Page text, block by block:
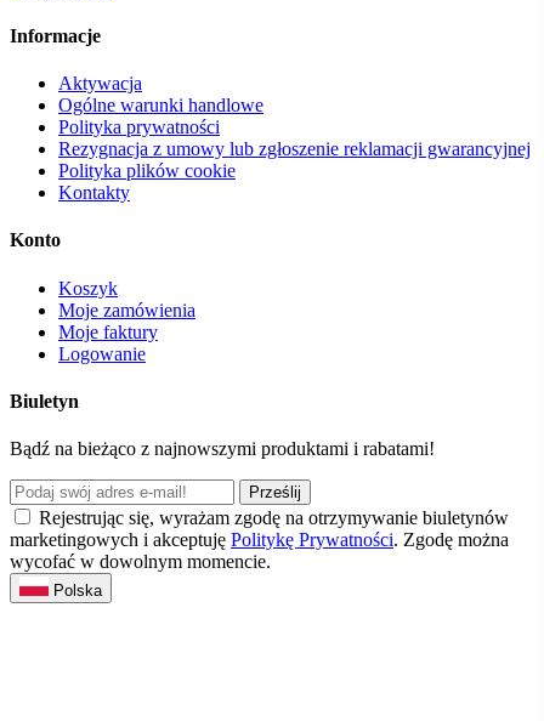
Informacje
Aktywacja
Ogólne warunki handlowe
Polityka prywatności
Rezygnacja z umowy lub zgłoszenie reklamacji gwarancyjnej
Polityka plików cookie
Kontakty
Konto
Koszyk
Moje zamówienia
Moje faktury
Logowanie
Biuletyn
Bądź na bieżąco z najnowszymi produktami i rabatami!
Prześlij
Rejestrując się, wyrażam zgodę na otrzymywanie biuletynów
marketingowych i akceptuję Politykę Prywatności. Zgodę można
wycofać w dowolnym momencie.
Polska